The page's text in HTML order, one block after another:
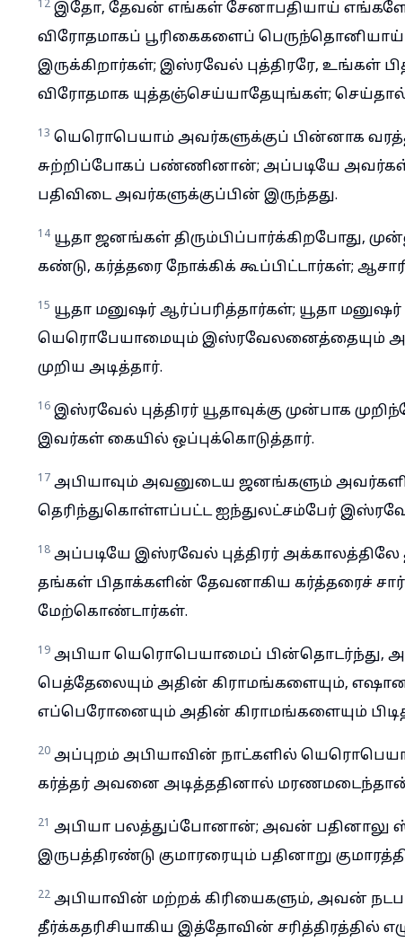
12 இதோ, தேவன் எங்கள் சேனாபதியாய்
விரோதமாகப் பூரிகைகளைப் பெருந்தொனியாய்
இருக்கிறார்கள்; இஸ்ரவேல் புத்திரரே, உங்கள்
விரோதமாக யுத்தஞ்செய்யாதேயுங்கள்;
13 யெரொபெயாம் அவர்களுக்குப் பின்னாக
சுற்றிப்போகப் பண்ணினான்; அப்படியே அவர்கள்
பதிவிடை அவர்களுக்குப்பின் இருந்தது.
14 யூதா ஜனங்கள் திரும்பிப்பார்க்கிறபோது,
கண்டு, கர்த்தரை நோக்கிக் கூப்பிட்டார்கள்;
15 யூதா மனுஷர் ஆர்ப்பரித்தார்கள்; யூதா
யெரொபேயாமையும் இஸ்ரவேலனைத்தையும்
முறிய அடித்தார்.
16 இஸ்ரவேல் புத்திரர் யூதாவுக்கு முன்பாக
இவர்கள் கையில் ஒப்புக்கொடுத்தார்.
17 அபியாவும் அவனுடைய ஜனங்களும்
தெரிந்துகொள்ளப்பட்ட ஐந்துலட்சம்பேர்
18 அப்படியே இஸ்ரவேல் புத்திரர் அக்காலத்திலே
தங்கள் பிதாக்களின் தேவனாகிய கர்த்தரைச்
மேற்கொண்டார்கள்.
19 அபியா யெரொபெயாமைப் பின்தொடர்ந்து,
பெத்தேலையும் அதின் கிராமங்களையும்,
எப்பெரோனையும் அதின் கிராமங்களையும்
20 அப்புறம் அபியாவின் நாட்களில்
கர்த்தர் அவனை அடித்ததினால்
21 அபியா பலத்துப்போனான்; அவன் பதினாலு
இருபத்திரண்டு குமாரரையும் பதினாறு
22 அபியாவின் மற்றக் கிரியைகளும், அவன்
தீர்க்கதரிசியாகிய இத்தோவின் சரித்திரத்தில்